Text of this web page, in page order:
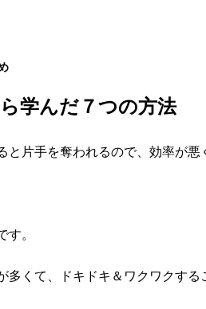
学んだ７つの方法
と片手を奪われるので、効率が悪
す。
多くて、ドキドキ＆ワクワクする